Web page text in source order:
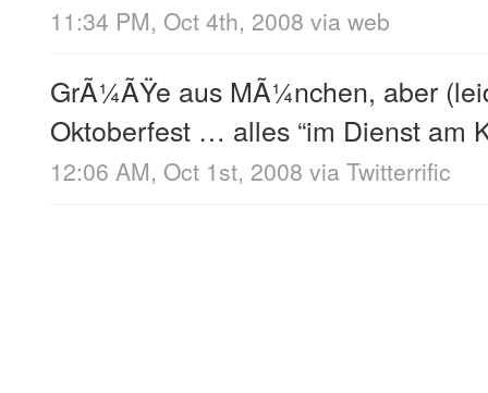
11:34 PM, Oct 4th, 2008 via web
GrÃ¼ÃŸe aus MÃ¼nchen, aber
Oktoberfest … alles “im Dienst am
12:06 AM, Oct 1st, 2008 via Twitterrific